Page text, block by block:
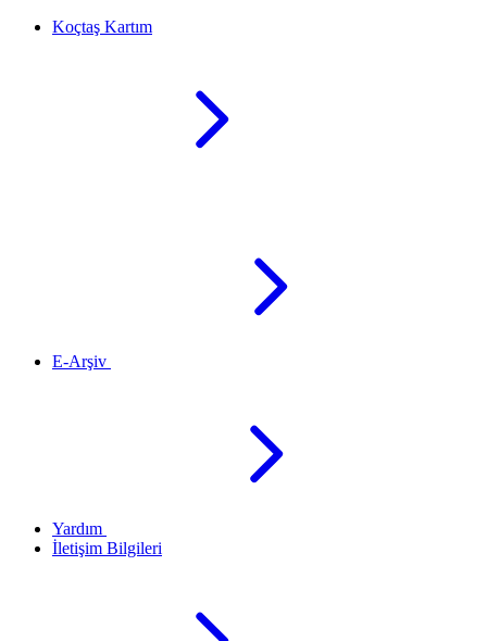
Koçtaş Kartım
E-Arşiv
Yardım
İletişim Bilgileri